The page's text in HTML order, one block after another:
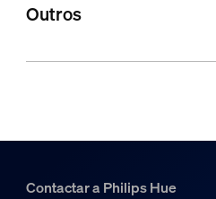
Outros
Contactar a Philips Hue